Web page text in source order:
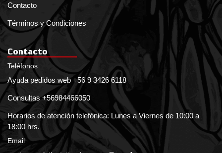
Contacto
Términos y Condiciones
Contacto
Teléfonos
Ayuda pedidos web +56 9 3426 6118
Consultas +56984466050
Horarios de atención telefónica: Lunes a Viernes de 10:00 a
18:00 hrs.
Email